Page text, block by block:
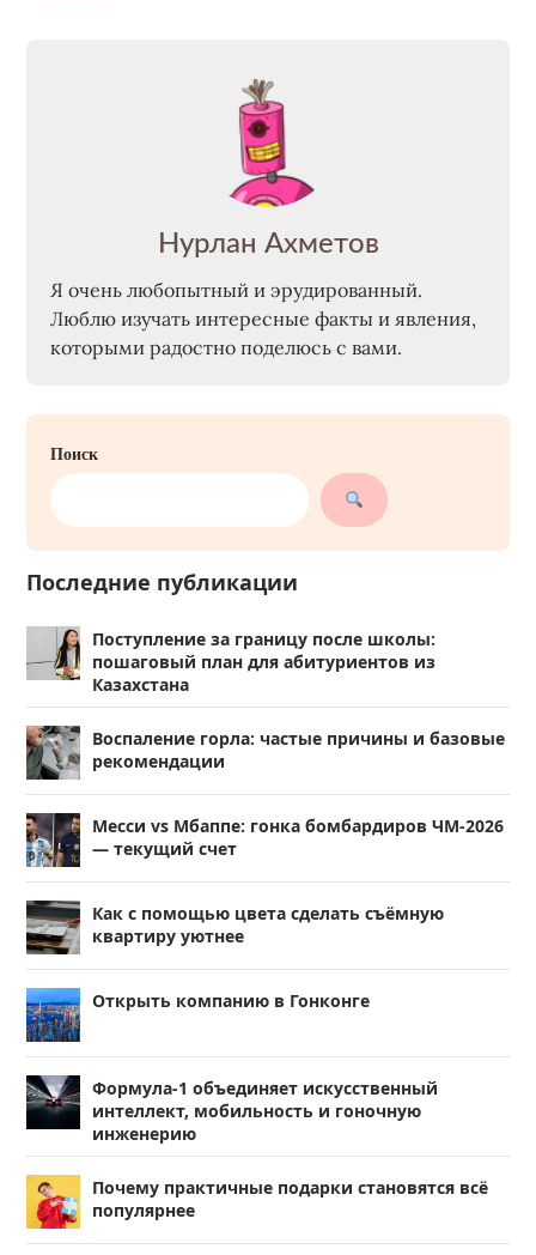
Нурлан Ахметов
Я очень любопытный и эрудированный.
Люблю изучать интересные факты и явления,
которыми радостно поделюсь с вами.
Поиск
Последние публикации
Поступление за границу после школы:
пошаговый план для абитуриентов из
Казахстана
Воспаление горла: частые причины и базовые
рекомендации
Месси vs Мбаппе: гонка бомбардиров ЧМ-2026
— текущий счет
Как с помощью цвета сделать съёмную
квартиру уютнее
Открыть компанию в Гонконге
Формула-1 объединяет искусственный
интеллект, мобильность и гоночную
инженерию
Почему практичные подарки становятся всё
популярнее